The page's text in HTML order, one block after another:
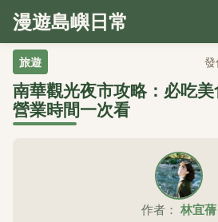
漫遊島嶼日常
旅遊
南華觀光夜市攻略：必吃美
營業時間一次看
作者： 林宜蒨